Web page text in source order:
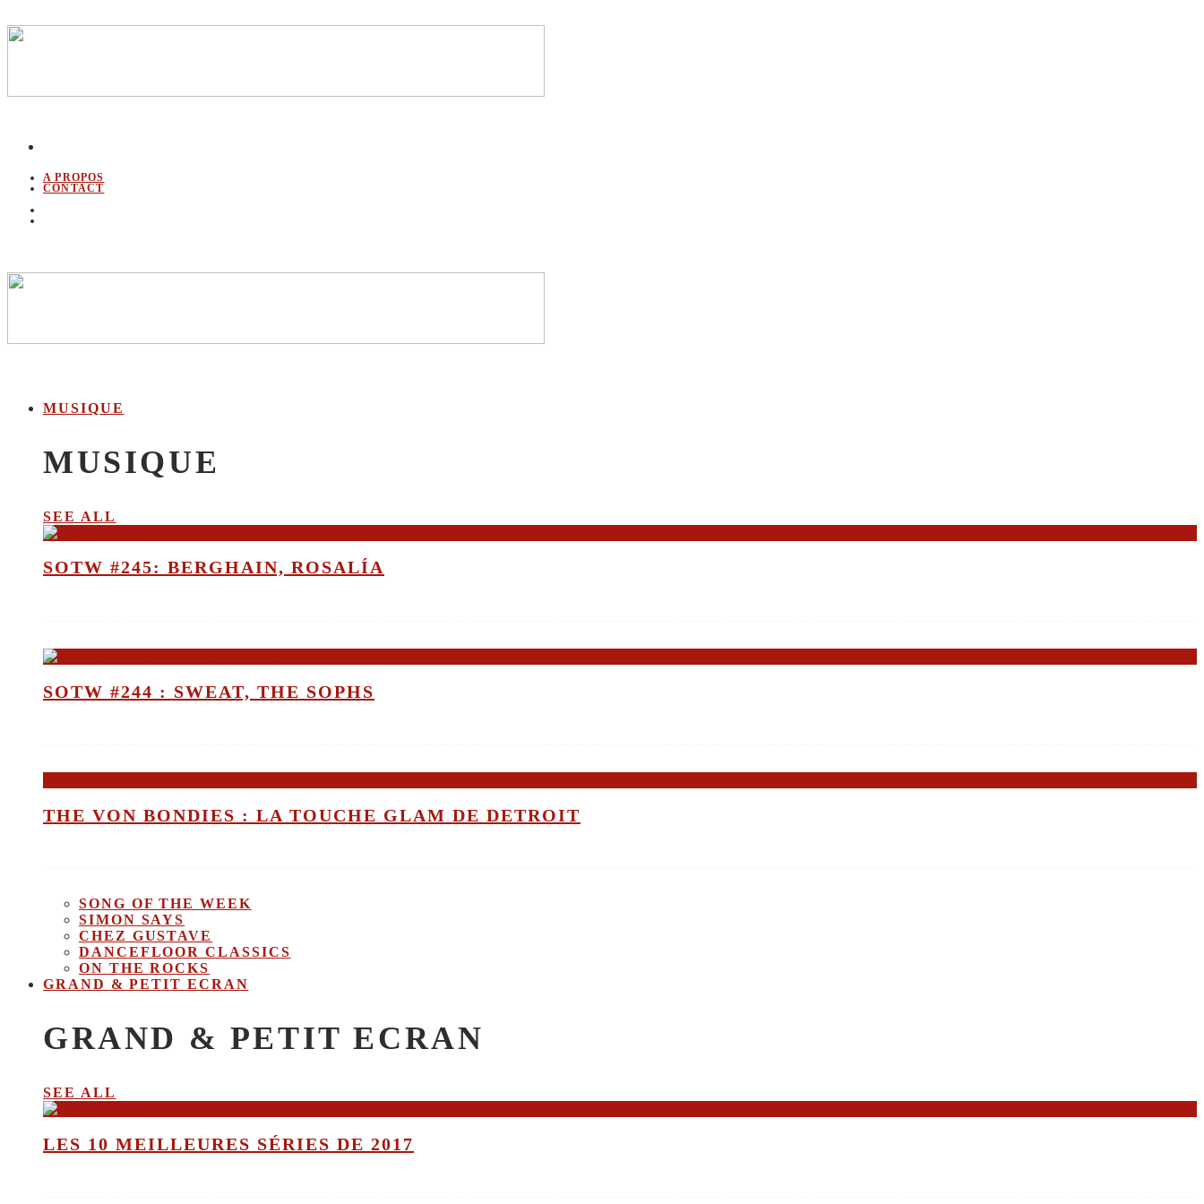
A PROPOS
CONTACT
MUSIQUE
MUSIQUE
SEE ALL
SOTW #245: BERGHAIN, ROSALÍA
SOTW #244 : SWEAT, THE SOPHS
THE VON BONDIES : LA TOUCHE GLAM DE DETROIT
SONG OF THE WEEK
SIMON SAYS
CHEZ GUSTAVE
DANCEFLOOR CLASSICS
ON THE ROCKS
GRAND & PETIT ECRAN
GRAND & PETIT ECRAN
SEE ALL
LES 10 MEILLEURES SÉRIES DE 2017